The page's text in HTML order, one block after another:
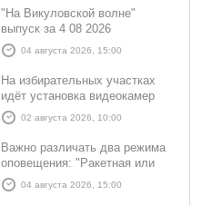
"На Викуловской волне"
выпуск за 4 08 2026
04 августа 2026, 15:00
На избирательных участках
идёт установка видеокамер
02 августа 2026, 10:00
Важно различать два режима
оповещения: "Ракетная или
БПЛА опасность" и "Угроза
атаки ракеты или БПЛА"
04 августа 2026, 15:00